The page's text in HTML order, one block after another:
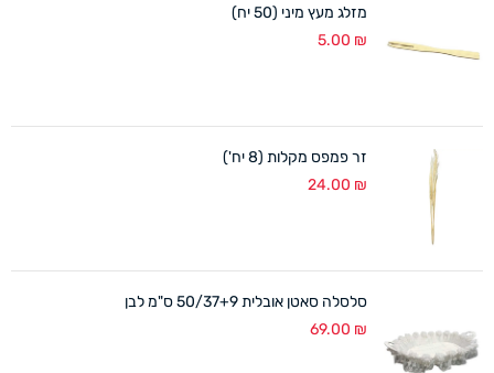
מזלג מעץ מיני (50 יח)
5.00 ₪
זר פמפס מקלות (8 יח')
24.00 ₪
סלסלה סאטן אובלית 50/37+9 ס"מ לבן
69.00 ₪